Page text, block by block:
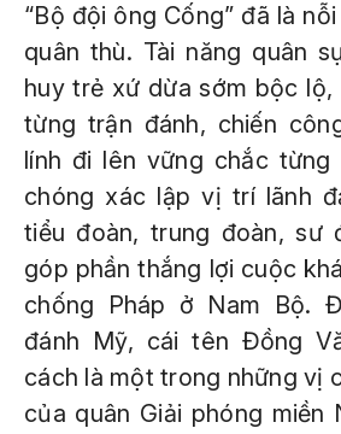
“Bộ đội ông Cống” đã là
quân thù. Tài năng quân
huy trẻ xứ dừa sớm bộc lộ,
từng trận đánh, chiến
lính đi lên vững chắc từng
chóng xác lập vị trí lãnh
tiểu đoàn, trung đoàn, sư
góp phần thắng lợi cuộc
chống Pháp ở Nam Bộ.
đánh Mỹ, cái tên Đồng
cách là một trong những vị
của quân Giải phóng miền